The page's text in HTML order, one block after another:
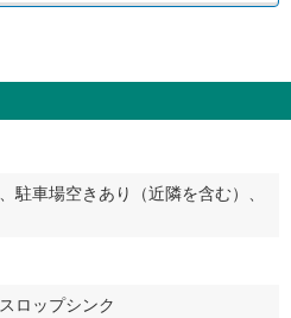
駐車場空きあり（近隣を含む）、
ロップシンク